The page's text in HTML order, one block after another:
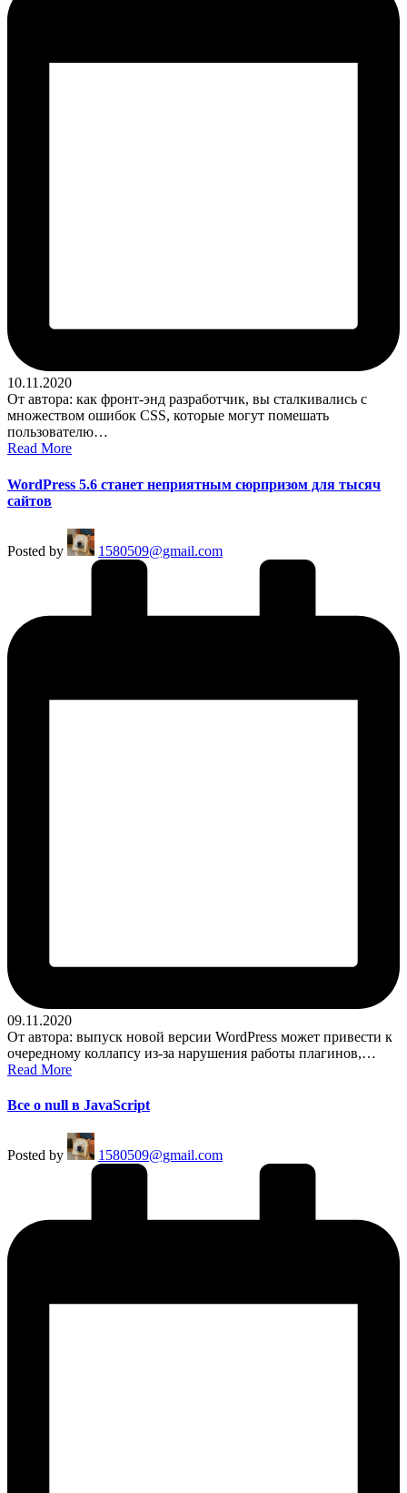
10.11.2020
От автора: как фронт-энд разработчик, вы сталкивались с
множеством ошибок CSS, которые могут помешать
пользователю…
Read More
WordPress 5.6 станет неприятным сюрпризом для тысяч
сайтов
Posted by 1580509@gmail.com
09.11.2020
От автора: выпуск новой версии WordPress может привести к
очередному коллапсу из-за нарушения работы плагинов,…
Read More
Все о null в JavaScript
Posted by 1580509@gmail.com